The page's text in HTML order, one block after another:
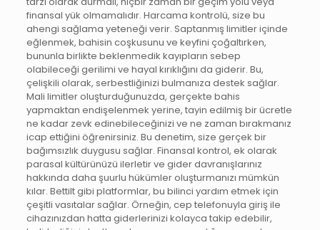
finansal yük olmamalıdır. Harcama kontrolü, size bu
ahengi sağlama yeteneği verir. Saptanmış limitler içinde
eğlenmek, bahisin coşkusunu ve keyfini çoğaltırken,
bununla birlikte beklenmedik kayıpların sebep
olabileceği gerilimi ve hayal kırıklığını da giderir. Bu,
çelişkili olarak, serbestliğinizi bulmanıza destek sağlar.
Mali limitler oluşturduğunuzda, gerçekte bahis
yapmaktan endişelenmek yerine, tayin edilmiş bir ücretle
ne kadar zevk edinebileceğinizi ve ne zaman bırakmanız
icap ettiğini öğrenirsiniz. Bu denetim, size gerçek bir
bağımsızlık duygusu sağlar. Finansal kontrol, ek olarak
parasal kültürünüzü ilerletir ve gider davranışlarınız
hakkında daha şuurlu hükümler oluşturmanızı mümkün
kılar. Bettilt gibi platformlar, bu bilinci yardım etmek için
çeşitli vasıtalar sağlar. Örneğin, cep telefonuyla giriş ile
cihazınızdan hatta giderlerinizi kolayca takip edebilir,